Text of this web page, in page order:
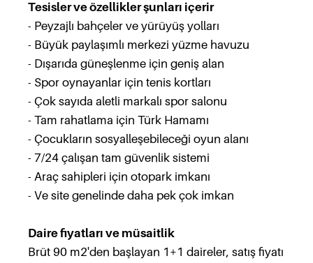
Tesisler ve özellikler şunları içerir
- Peyzajlı bahçeler ve yürüyüş yolları
- Büyük paylaşımlı merkezi yüzme havuzu
- Dışarıda güneşlenme için geniş alan
- Spor oynayanlar için tenis kortları
- Çok sayıda aletli markalı spor salonu
- Tam rahatlama için Türk Hamamı
- Çocukların sosyalleşebileceği oyun alanı
- 7/24 çalışan tam güvenlik sistemi
- Araç sahipleri için otopark imkanı
- Ve site genelinde daha pek çok imkan
Daire fiyatları ve müsaitlik
Brüt 90 m2'den başlayan 1+1 daireler, satış fiyatı